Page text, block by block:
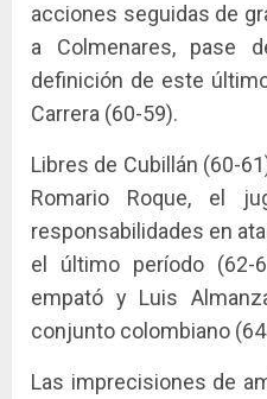
acciones seguidas de
a Colmenares, pase
definición de este
Carrera (60-59).
Libres de Cubillán (60-
Romario Roque, el
responsabilidades en
el último período (62-
empató y Luis
conjunto colombiano
Las imprecisiones de